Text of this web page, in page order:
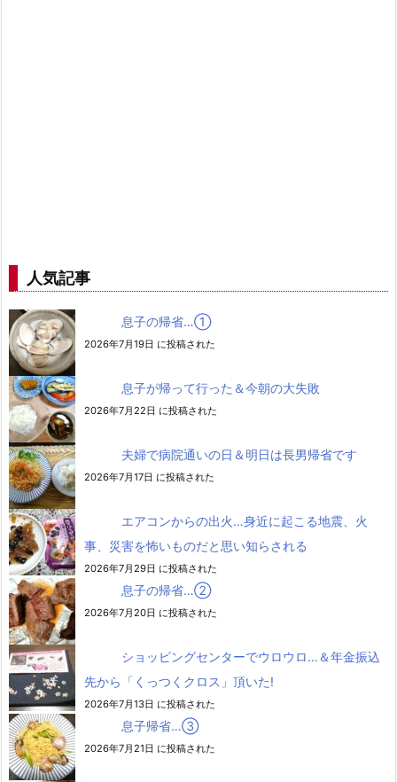
人気記事
息子の帰省…➀
2026年7月19日 に投稿された
息子が帰って行った＆今朝の大失敗
2026年7月22日 に投稿された
夫婦で病院通いの日＆明日は長男帰省です
2026年7月17日 に投稿された
エアコンからの出火…身近に起こる地震、火
事、災害を怖いものだと思い知らされる
2026年7月29日 に投稿された
息子の帰省…②
2026年7月20日 に投稿された
ショッピングセンターでウロウロ…＆年金振込
先から「くっつくクロス」頂いた!
2026年7月13日 に投稿された
息子帰省…③
2026年7月21日 に投稿された